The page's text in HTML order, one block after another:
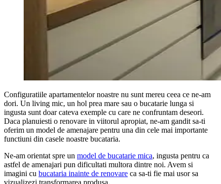
Configuratiile apartamentelor noastre nu sunt mereu ceea ce ne-am
dori. Un living mic, un hol prea mare sau o bucatarie lunga si
ingusta sunt doar cateva exemple cu care ne confruntam deseori.
Daca planuiesti o renovare in viitorul apropiat, ne-am gandit sa-ti
oferim un model de amenajare pentru una din cele mai importante
functiuni din casele noastre bucataria.
Ne-am orientat spre un model de bucatarie mica, ingusta pentru ca
astfel de amenajari pun dificultati multora dintre noi. Avem si
imagini cu bucataria inainte de renovare ca sa-ti fie mai usor sa
vizualizezi transformarea produsa.